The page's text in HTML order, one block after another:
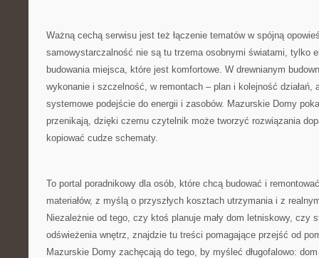
Ważną cechą serwisu jest też łączenie tematów w spójną
samowystarczalność nie są tu trzema osobnymi światami, tylko
budowania miejsca, które jest komfortowe. W drewnianym
wykonanie i szczelność, w remontach – plan i kolejność działań,
systemowe podejście do energii i zasobów. Mazurskie Domy
przenikają, dzięki czemu czytelnik może tworzyć rozwiązania
kopiować cudze schematy.
To portal poradnikowy dla osób, które chcą budować i
materiałów, z myślą o przyszłych kosztach utrzymania i z
Niezależnie od tego, czy ktoś planuje mały dom letniskowy, czy
odświeżenia wnętrz, znajdzie tu treści pomagające przejść od
Mazurskie Domy zachęcają do tego, by myśleć długofalowo: